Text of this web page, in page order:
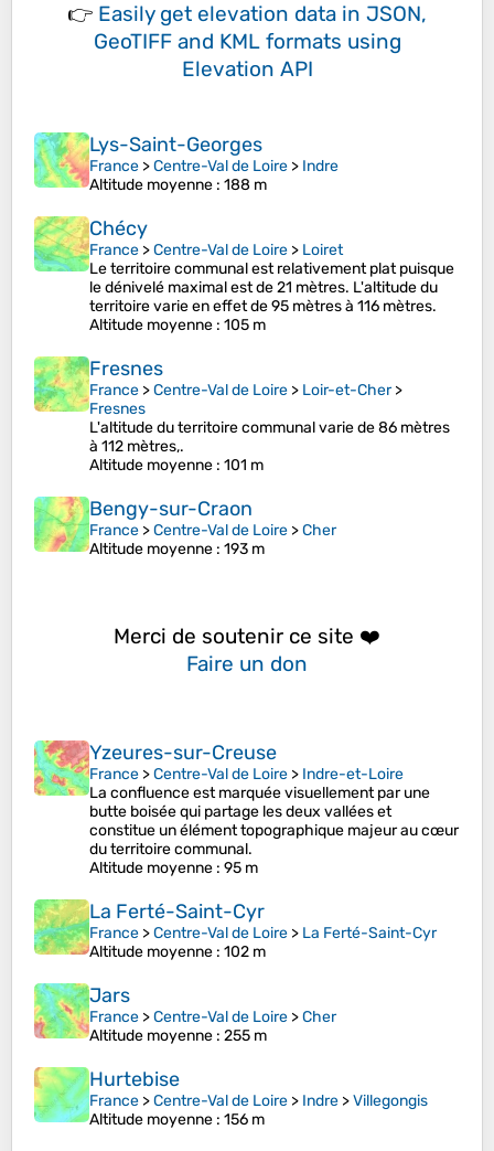
👉 Easily get elevation data in JSON,
GeoTIFF and KML formats using
Elevation API
Lys-Saint-Georges
France >Centre-Val de Loire > Indre
Altitude moyenne : 188 m
Chécy
France >Centre-Val de Loire > Loiret
Le territoire communal est relativement plat puisque
le dénivelé maximal est de 21 mètres. L'altitude du
territoire varie en effet de 95 mètres à 116 mètres.
Altitude moyenne : 105 m
Fresnes
France >Centre-Val de Loire > Loir-et-Cher>
Fresnes
L'altitude du territoire communal varie de 86 mètres
à 112 mètres,.
Altitude moyenne : 101 m
Bengy-sur-Craon
France >Centre-Val de Loire >Cher
Altitude moyenne : 193 m
Merci de soutenir ce site ❤️
Faire un don
Yzeures-sur-Creuse
France >Centre-Val de Loire > Indre-et-Loire
La confluence est marquée visuellement par une
butte boisée qui partage les deux vallées et
constitue un élément topographique majeur au cœur
du territoire communal.
Altitude moyenne : 95 m
La Ferté-Saint-Cyr
France >Centre-Val de Loire > La Ferté-Saint-Cyr
Altitude moyenne : 102 m
Jars
France >Centre-Val de Loire >Cher
Altitude moyenne : 255 m
Hurtebise
France >Centre-Val de Loire > Indre >Villegongis
Altitude moyenne : 156 m